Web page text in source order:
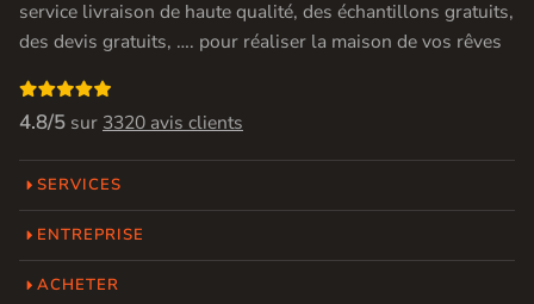
service livraison de haute qualité, des échantillons gratuits,
des devis gratuits, …. pour réaliser la maison de vos rêves

4.8/5 sur 3320 avis clients
SERVICES
ENTREPRISE
ACHETER